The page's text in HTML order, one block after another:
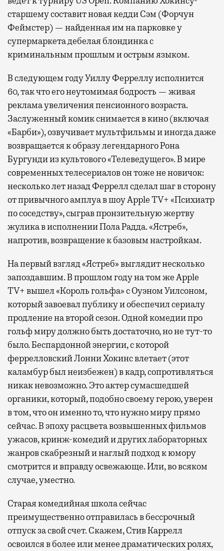
старшему составит новая кедди Сэм (Форчун
Феймстер) — найденная им на парковке у
супермаркета дебелая блондинка с
криминальным прошлым и острым языком.
В следующем году Уиллу Ферреллу исполнится
60, так что его неутомимая бодрость — живая
реклама увеличения пенсионного возраста.
Заслуженный комик снимается в кино (включая
«Барби»), озвучивает мультфильмы и иногда даже
возвращается к образу легендарного Рона
Бургунди из культового «Телеведущего». В мире
современных телесериалов он тоже не новичок:
несколько лет назад Феррелл сделал шаг в сторону
от привычного амплуа в шоу Apple TV+ «Психиатр
по соседству», сыграв пронзительную жертву
жулика в исполнении Пола Радда. «Ястреб»,
напротив, возвращение к базовым настройкам.
На первый взгляд «Ястреб» выглядит несколько
запоздавшим. В прошлом году на том же Apple
TV+ вышел «Король гольфа» с Оуэном Уилсоном,
который завоевал публику и обеспечил сериалу
продление на второй сезон. Одной комедии про
гольф миру должно быть достаточно, но не тут-то
было. Беспардонной энергии, с которой
феррелловский Лонни Хокинс влетает (этот
каламбур был неизбежен) в кадр, сопротивляться
никак невозможно. Это актер сумасшедшей
органики, который, подобно своему герою, уверен
в том, что он именно то, что нужно миру прямо
сейчас. В эпоху расцвета возвышенных фильмов
ужасов, кринж-комедий и других лабораторных
жанров скабрезный и наглый подход к юмору
смотрится и вправду освежающе. Или, во всяком
случае, уместно.
Старая комедийная школа сейчас
преимущественно отправилась в бессрочный
отпуск за свой счет. Скажем, Стив Каррелл
освоился в более или менее драматических ролях,